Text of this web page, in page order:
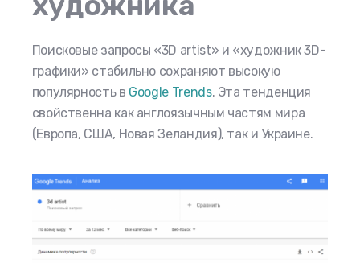
Поисковые запросы «3D artist» и «художник 3D-
графики» стабильно сохраняют высокую
популярность в Google Trends. Эта тенденция
свойственна как англоязычным частям мира
(Европа, США, Новая Зеландия), так и Украине.